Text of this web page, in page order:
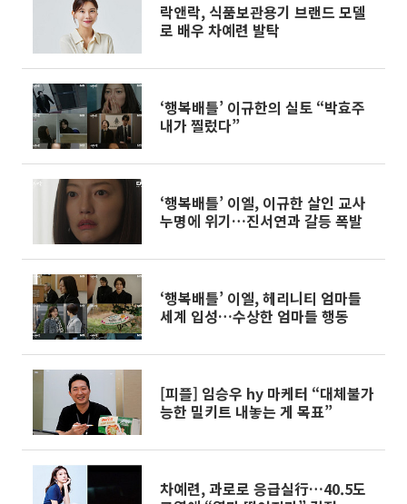
락앤락, 식품보관용기 브랜드 모델
로 배우 차예련 발탁
‘행복배틀’ 이규한의 실토 “박효주
내가 찔렀다”
‘행복배틀’ 이엘, 이규한 살인 교사
누명에 위기…진서연과 갈등 폭발
‘행복배틀’ 이엘, 헤리니티 엄마들
세계 입성…수상한 엄마들 행동
[피플] 임승우 hy 마케터 “대체불가
능한 밀키트 내놓는 게 목표”
차예련, 과로로 응급실行…40.5도